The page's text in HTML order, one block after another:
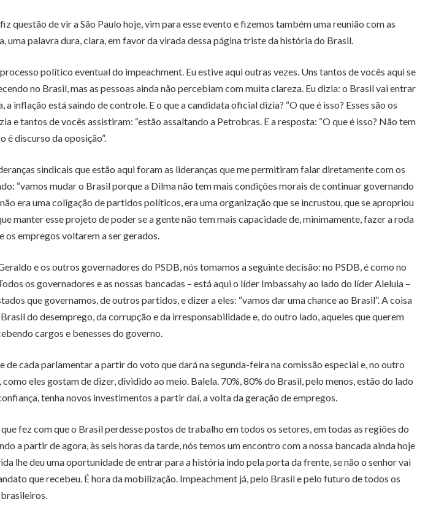
questão de vir a São Paulo hoje, vim para esse evento e fizemos também uma reunião com as
uma palavra dura, clara, em favor da virada dessa página triste da história do Brasil.
político eventual do impeachment. Eu estive aqui outras vezes. Uns tantos de vocês aqui se
no Brasil, mas as pessoas ainda não percebiam com muita clareza. Eu dizia: o Brasil vai entrar
inflação está saindo de controle. E o que a candidata oficial dizia? “O que é isso? Esses são os
e tantos de vocês assistiram: “estão assaltando a Petrobras. E a resposta: “O que é isso? Não tem
é discurso da oposição”.
sindicais que estão aqui foram as lideranças que me permitiram falar diretamente com os
“vamos mudar o Brasil porque a Dilma não tem mais condições morais de continuar governando
era uma coligação de partidos políticos, era uma organização que se incrustou, que se apropriou
manter esse projeto de poder se a gente não tem mais capacidade de, minimamente, fazer a roda
os empregos voltarem a ser gerados.
e os outros governadores do PSDB, nós tomamos a seguinte decisão: no PSDB, é como no
os governadores e as nossas bancadas – está aqui o líder Imbassahy ao lado do líder Aleluia –
que governamos, de outros partidos, e dizer a eles: “vamos dar uma chance ao Brasil”. A coisa
do desemprego, da corrupção e da irresponsabilidade e, do outro lado, aqueles que querem
cargos e benesses do governo.
cada parlamentar a partir do voto que dará na segunda-feira na comissão especial e, no outro
eles gostam de dizer, dividido ao meio. Balela. 70%, 80% do Brasil, pelo menos, estão do lado
tenha novos investimentos a partir daí, a volta da geração de empregos.
fez com que o Brasil perdesse postos de trabalho em todos os setores, em todas as regiões do
a partir de agora, às seis horas da tarde, nós temos um encontro com a nossa bancada ainda hoje
lhe deu uma oportunidade de entrar para a história indo pela porta da frente, se não o senhor vai
que recebeu. É hora da mobilização. Impeachment já, pelo Brasil e pelo futuro de todos os
brasileiros.